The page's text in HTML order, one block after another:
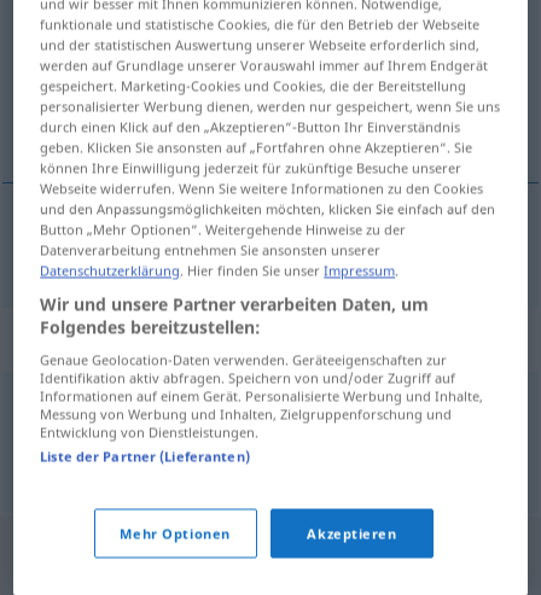
Übersicht aller Übersetzungen
(Für mehr Details die Übersetzung anklicken/antippen)
tylne siedzenie
tylnesiedzenie Rücksitz
Synonyme für "Rücksitz"
Fond,Rückbank
funktionale und statistische Cookies, die für den Betrieb der Webseite
und der statistischen Auswertung unserer Webseite erforderlich sind,
werden auf Grundlage unserer Vorauswahl immer auf Ihrem Endgerät
gespeichert. Marketing-Cookies und Cookies, die der Bereitstellung
personalisierter Werbung dienen, werden nur gespeichert, wenn Sie uns
durch einen Klick auf den „Akzeptieren“-Button Ihr Einverständnis
geben. Klicken Sie ansonsten auf „Fortfahren ohne Akzeptieren“. Sie
können Ihre Einwilligung jederzeit für zukünftige Besuche unserer
Webseite widerrufen. Wenn Sie weitere Informationen zu den Cookies
und den Anpassungsmöglichkeiten möchten, klicken Sie einfach auf den
Button „Mehr Optionen“. Weitergehende Hinweise zu der
Datenverarbeitung entnehmen Sie ansonsten unserer
Datenschutzerklärung . Hier finden Sie unserImpressum
Wir und unsere Partner verarbeiten Daten, um
Folgendes bereitzustellen:
Genaue Geolocation-Daten verwenden. Geräteeigenschaften zur
Identifikation aktiv abfragen. Speichern von und/oder Zugriff auf
Informationen auf einem Gerät. Personalisierte Werbung und Inhalte,
Messung von Werbung und Inhalten, Zielgruppenforschung und
Entwicklung von Dienstleistungen.
Liste der Partner (Lieferanten)
Mehr Optionen Akzeptieren